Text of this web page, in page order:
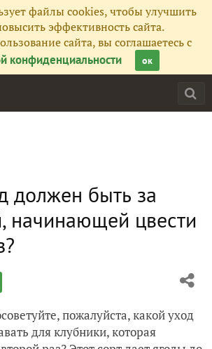
файлы cookies, чтобы улучшить
эффективность сайта.
сайта, вы соглашаетесь с
конфиденциальности
ок
должен быть за
начинающей цвести
пожалуйста, какой уход
для клубники, которая